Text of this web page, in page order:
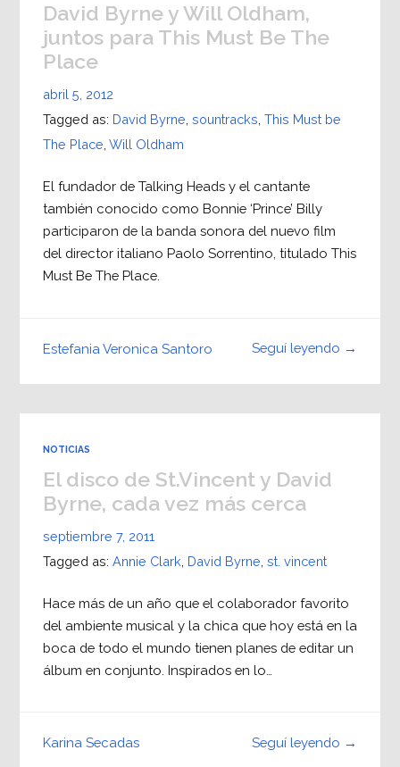
David Byrne y Will Oldham,
juntos para This Must Be The
Place
abril 5, 2012
Tagged as: David Byrne sountracks This Must be
The Place Will Oldham
El fundador de Talking Heads y el cantante
también conocido como Bonnie ‘Prince’ Billy
participaron de la banda sonora del nuevo film
del director italiano Paolo Sorrentino, titulado This
Must Be The Place.
Seguí leyendo →
Estefania Veronica Santoro
NOTICIAS
El disco de St.Vincent y David
Byrne, cada vez más cerca
septiembre 7, 2011
Tagged as: Annie Clark David Byrne st. vincent
Hace más de un año que el colaborador favorito
del ambiente musical y la chica que hoy está en la
boca de todo el mundo tienen planes de editar un
álbum en conjunto. Inspirados en lo…
Seguí leyendo →
Karina Secadas